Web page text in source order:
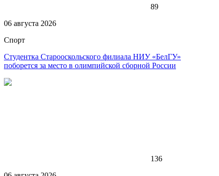
89
06 августа 2026
Спорт
Студентка Старооскольского филиала НИУ «БелГУ»
поборется за место в олимпийской сборной России
136